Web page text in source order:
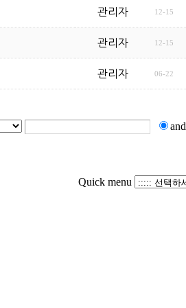
관리자 12-15
관리자 12-15
관리자 06-22
and
Quick menu